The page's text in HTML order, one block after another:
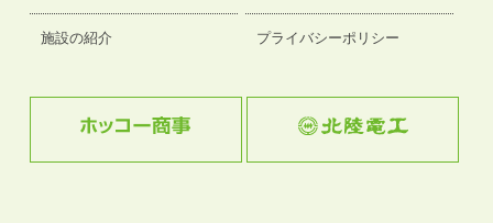
施設の紹介 プライバシーポリシー